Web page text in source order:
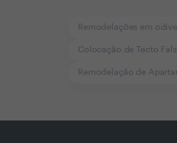
Remodelações em
Colocação de Tecto
Remodelação de